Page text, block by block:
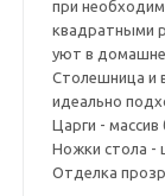
при
квадратными
уют в
Столешница и
идеально
Царги - массив
Ножки стола -
Отделка